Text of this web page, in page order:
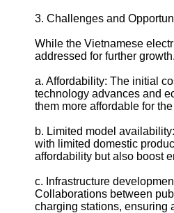
3. Challenges and
While the Vietnamese
addressed for further growth.
a. Affordability: The initial
technology advances and
them more affordable for
b. Limited model
with limited domestic
affordability but also boost
c. Infrastructure
Collaborations between
charging stations, ensuring